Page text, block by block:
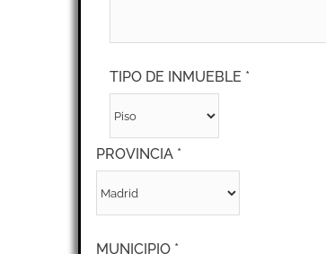
TIPO DE INMUEBLE *
PROVINCIA *
MUNICIPIO *